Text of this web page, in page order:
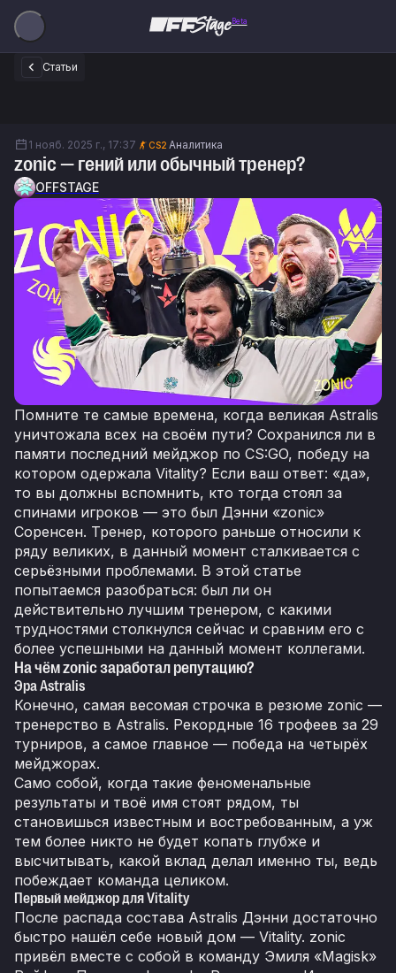
Beta
Статьи
1 нояб. 2025 г., 17:37 CS2 Аналитика
zonic — гений или обычный тренер?
OFFSTAGE
Помните те самые времена, когда великая Astralis
уничтожала всех на своём пути? Сохранился ли в
памяти последний мейджор по CS:GO, победу на
котором одержала Vitality? Если ваш ответ: «да»,
то вы должны вспомнить, кто тогда стоял за
спинами игроков — это был Дэнни «zonic»
Соренсен. Тренер, которого раньше относили к
ряду великих, в данный момент сталкивается с
серьёзными проблемами. В этой статье
попытаемся разобраться: был ли он
действительно лучшим тренером, с какими
трудностями столкнулся сейчас и сравним его с
более успешными на данный момент коллегами.
На чём zonic заработал репутацию?
Эра Astralis
Конечно, самая весомая строчка в резюме zonic —
тренерство в Astralis. Рекордные 16 трофеев за 29
турниров, а самое главное — победа на четырёх
мейджорах.
Само собой, когда такие феноменальные
результаты и твоё имя стоят рядом, ты
становишься известным и востребованным, а уж
тем более никто не будет копать глубже и
высчитывать, какой вклад делал именно ты, ведь
побеждает команда целиком.
Первый мейджор для Vitality
После распада состава Astralis Дэнни достаточно
быстро нашёл себе новый дом — Vitality. zonic
привёл вместе с собой в команду Эмиля «Magisk»